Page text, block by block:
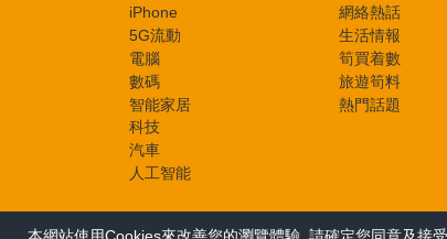
iPhone
5G流動
電腦
數碼
智能家居
科技
汽車
人工智能
網絡熱話
生活情報
筍買着數
旅遊筍料
熱門話題